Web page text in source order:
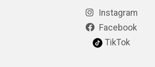
Instagram
Facebook
TikTok